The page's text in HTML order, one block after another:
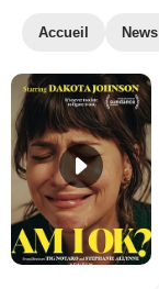
Accueil News